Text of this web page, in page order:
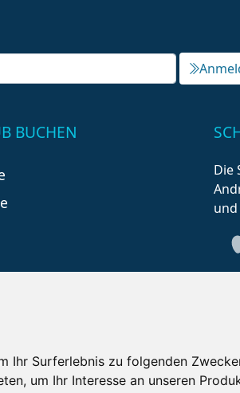
Ihr Surferlebnis zu folgenden
, um Ihr Interesse an unseren
BUCHEN
Die
Kontakt Partner Portale